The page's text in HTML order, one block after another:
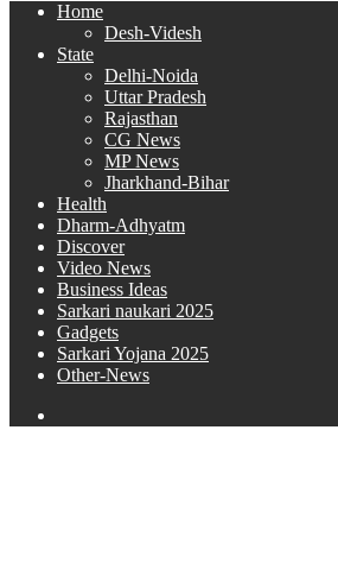
Home
Desh-Videsh
State
Delhi-Noida
Uttar Pradesh
Rajasthan
CG News
MP News
Jharkhand-Bihar
Health
Dharm-Adhyatm
Discover
Video News
Business Ideas
Sarkari naukari 2025
Gadgets
Sarkari Yojana 2025
Other-News